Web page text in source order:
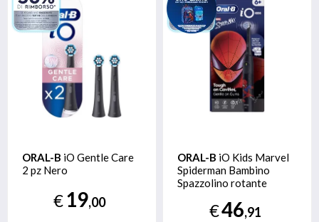
ORAL-B iO Gentle Care
2 pz Nero
€19,00
ORAL-B iO Kids Marvel
Spiderman Bambino
Spazzolino rotante
€46,91